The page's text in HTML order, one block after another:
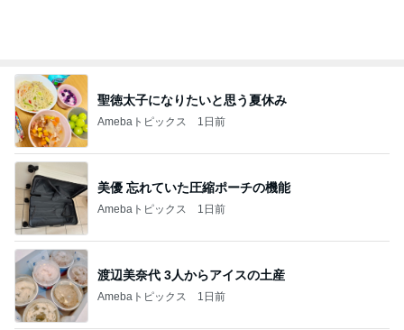
聖徳太子になりたいと思う夏休み
Amebaトピックス 1日前
美優 忘れていた圧縮ポーチの機能
Amebaトピックス 1日前
渡辺美奈代 3人からアイスの土産
Amebaトピックス 1日前